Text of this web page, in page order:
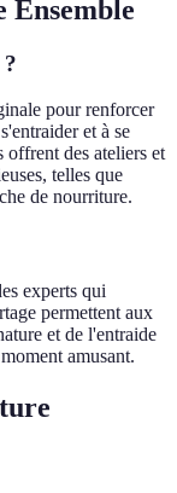
Ensemble
pour renforcer
et à se
offrent des ateliers et
telles que
de nourriture.
experts qui
permettent aux
et de l'entraide
amusant.